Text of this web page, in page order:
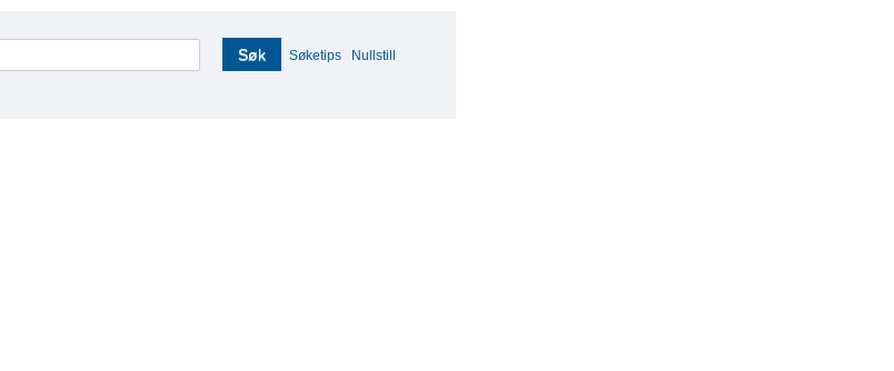
Søk Søketips Nullstill